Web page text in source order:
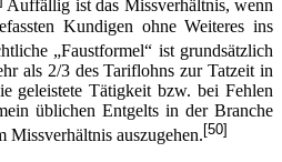
Auffällig ist das Missverhältnis, wenn
Kundigen ohne Weiteres ins
„Faustformel“ ist grundsätzlich
als 2/3 des Tariflohns zur Tatzeit in
geleistete Tätigkeit bzw. bei Fehlen
üblichen Entgelts in der Branche
Missverhältnis auszugehen. [50]